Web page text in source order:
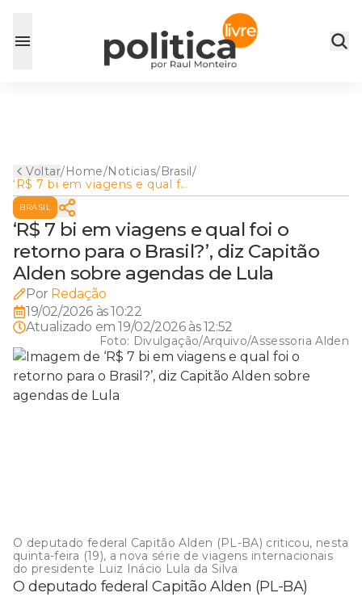
Voltar/Home/Noticias/Brasil/
‘R$ 7 bi em viagens e qual foi
o retorno para o Brasil?’, diz
Capitão Alden sobre agendas
de Lula
BRASIL
‘R$ 7 bi em viagens e qual foi o
retorno para o Brasil?’, diz Capitão
Alden sobre agendas de Lula
Por Redação
19/02/2026 às 10:22
Atualizado em19/02/2026 às 12:52
Foto: Divulgação/Arquivo/Assessoria Alden
O deputado federal Capitão Alden (PL-BA) criticou, nesta
quinta-feira (19), a nova série de viagens internacionais
do presidente Luiz Inácio Lula da Silva
O deputado federal Capitão Alden (PL-BA)